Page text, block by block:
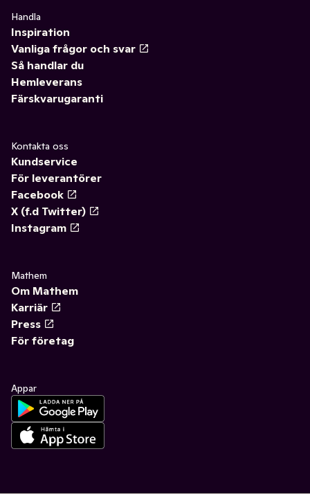
Handla
Inspiration
Vanliga frågor och svar
Så handlar du
Hemleverans
Färskvarugaranti
Kontakta oss
Kundservice
För leverantörer
Facebook
X (f.d Twitter)
Instagram
Mathem
Om Mathem
Karriär
Press
För företag
Appar